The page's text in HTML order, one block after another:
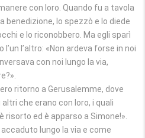
con loro. Quando fu a tavola
benedizione, lo spezzò e lo diede
e lo riconobbero. Ma egli sparì
l’altro: «Non ardeva forse in noi
con noi lungo la via,
ritorno a Gerusalemme, dove
che erano con loro, i quali
risorto ed è apparso a Simone!».
lungo la via e come